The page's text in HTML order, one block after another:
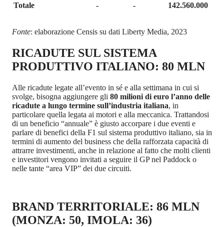
Totale - - 142.560.000
Fonte: elaborazione Censis su dati Liberty Media, 2023
RICADUTE SUL SISTEMA
PRODUTTIVO ITALIANO: 80 MLN
Alle ricadute legate all’evento in sé e alla settimana in cui si
svolge, bisogna aggiungere gli 80 milioni di euro l’anno delle
ricadute a lungo termine sull’industria italiana, in
particolare quella legata ai motori e alla meccanica. Trattandosi
di un beneficio “annuale” è giusto accorpare i due eventi e
parlare di benefici della F1 sul sistema produttivo italiano, sia in
termini di aumento del business che della rafforzata capacità di
attrarre investimenti, anche in relazione al fatto che molti clienti
e investitori vengono invitati a seguire il GP nel Paddock o
nelle tante “area VIP” dei due circuiti.
BRAND TERRITORIALE: 86 MLN
(MONZA: 50, IMOLA: 36)